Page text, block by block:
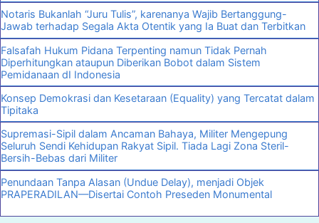
Notaris Bukanlah “Juru Tulis”, karenanya Wajib Bertanggung-
Jawab terhadap Segala Akta Otentik yang Ia Buat dan Terbitkan
Falsafah Hukum Pidana Terpenting namun Tidak Pernah
Diperhitungkan ataupun Diberikan Bobot dalam Sistem
Pemidanaan dI Indonesia
Konsep Demokrasi dan Kesetaraan (Equality) yang Tercatat dalam
Tipitaka
Supremasi-Sipil dalam Ancaman Bahaya, Militer Mengepung
Seluruh Sendi Kehidupan Rakyat Sipil. Tiada Lagi Zona Steril-
Bersih-Bebas dari Militer
Penundaan Tanpa Alasan (Undue Delay), menjadi Objek
PRAPERADILAN—Disertai Contoh Preseden Monumental